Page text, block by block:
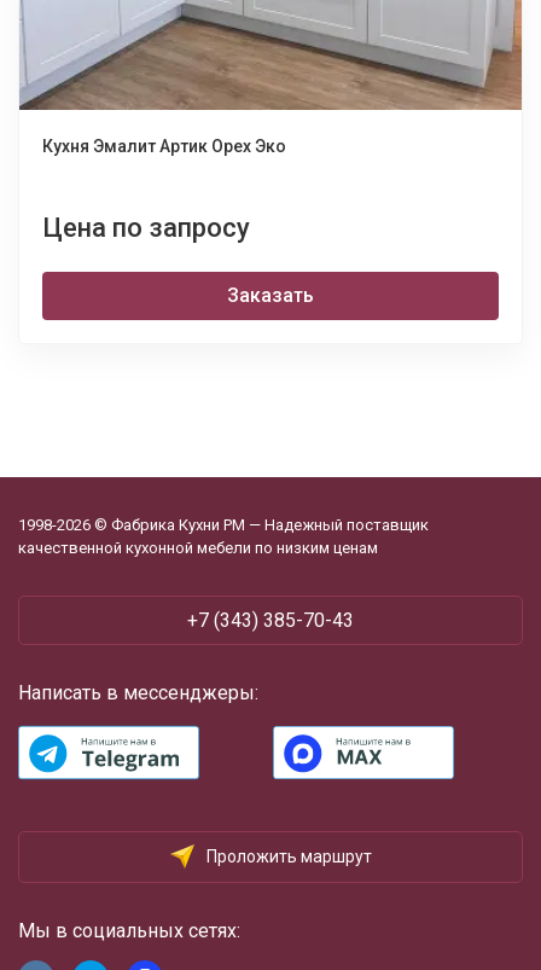
Кухня Эмалит Артик Орех Эко
Цена по запросу
Заказать
1998-2026 © Фабрика Кухни РМ — Надежный поставщик
качественной кухонной мебели по низким ценам
+7 (343) 385-70-43
Написать в мессенджеры:
Проложить маршрут
Мы в социальных сетях: